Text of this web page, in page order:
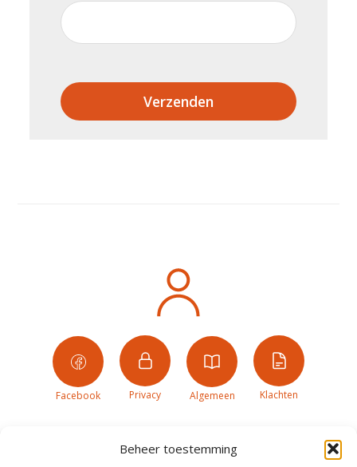
Beheer toestemming
Verzenden
Facebook Privacy Algemeen Klachten